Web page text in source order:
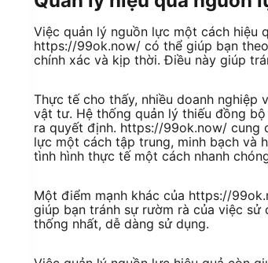
Việc quản lý nguồn lực một cách hiệu
https://99ok.now/ có thể giúp bạn
chính xác và kịp thời. Điều này giúp
Thực tế cho thấy, nhiều doanh nghiệp
vật tư. Hệ thống quản lý thiếu đồng
ra quyết định. https://99ok.now/ cung
lực một cách tập trung, minh bạch và
tình hình thực tế một cách nhanh
Một điểm mạnh khác của https://
giúp bạn tránh sự rườm rà của việc
thống nhất, dễ dàng sử dụng.